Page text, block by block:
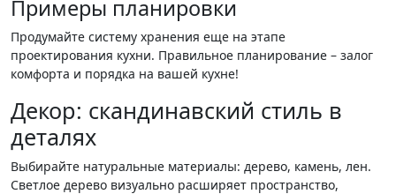
Примеры планировки
Продумайте систему хранения еще на этапе
проектирования кухни. Правильное планирование – залог
комфорта и порядка на вашей кухне!
Декор: скандинавский стиль в
деталях
Выбирайте натуральные материалы: дерево, камень, лен.
Светлое дерево визуально расширяет пространство,